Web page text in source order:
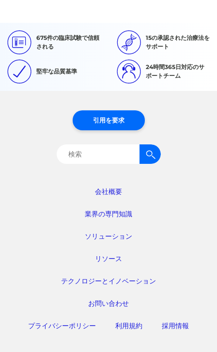
675件の臨床試験で信頼
される
15の承認された治療法を
サポート
堅牢な品質基準
24時間365日対応のサ
ポートチーム
会社概要
業界の専門知識
ソリューション
リソース
テクノロジーとイノベーション
お問い合わせ
プライバシーポリシー 利用規約 採用情報
引用を要求
検